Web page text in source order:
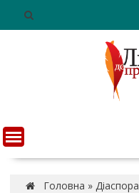
n
t
Головна » Діаспора